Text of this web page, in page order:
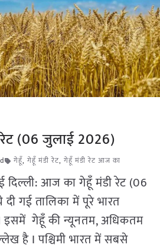
(06 जुलाई 2026)
गेहूँ, गेहूँ मंडी रेट, गेहूँ मंडी रेट आज का
आज का गेहूँ मंडी रेट (06
गई तालिका में पूरे भारत
इसमें गेहूँ की न्यूनतम, अधिकतम
है I पश्चिमी भारत में सबसे